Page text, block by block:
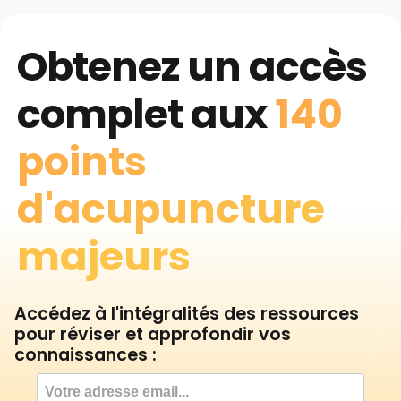
Obtenez un accès
complet aux140
points
d'acupuncture
majeurs
Accédez à l'intégralités des ressources
pour réviser et approfondir vos
connaissances :